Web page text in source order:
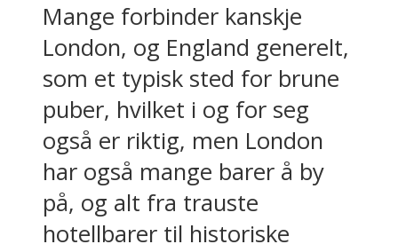
Mange forbinder kanskje
London, og England generelt,
som et typisk sted for brune
puber, hvilket i og for seg
også er riktig, men London
har også mange barer å by
på, og alt fra trauste
hotellbarer til historiske